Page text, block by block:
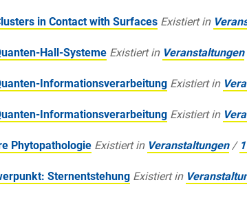
in Contact with Surfaces Existiert in
Hall-Systeme Existiert in Veranstaltungen
Informationsverarbeitung Existiert in
Informationsverarbeitung Existiert in
Phytopathologie Existiert in Veranstaltungen /
Sternentstehung Existiert in